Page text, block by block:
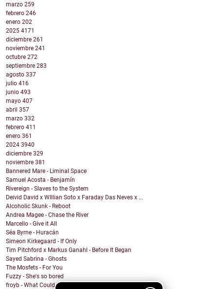
marzo 259
febrero 246
enero 202
2025 4171
diciembre 261
noviembre 241
octubre 272
septiembre 283
agosto 337
julio 416
junio 493
mayo 407
abril 357
marzo 332
febrero 411
enero 361
2024 3940
diciembre 329
noviembre 381
Bannered Mare - Liminal Space
Samuel Acosta - Benjamín
Rivereign - Slaves to the System
Deivid David x WIllian Soto x Faraday Das Neves x ...
Alcoholic Skunk - Reboot
Andrea Magee - Chase the River
Marcello - Give it All
Séa Byrne - Huracán
Simeon Kirkegaard - If Only
Tim Pitchford x Markus Ganahl - Before It Began
Sayed Sabrina - Ghosts
The Mosfets - For You
Fuzzy - She's so bored
froyb - What Could I Do To Deserve You?